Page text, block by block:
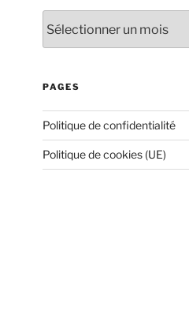
PAGES
Politique de confidentialité
Politique de cookies (UE)